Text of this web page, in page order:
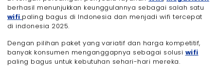
berhasil menunjukkan keunggulannya sebagai salah satu
wifi paling bagus di Indonesia dan menjadi wifi tercepat
di indonesia 2025.
Dengan pilihan paket yang variatif dan harga kompetitif,
banyak konsumen menganggapnya sebagai solusi wifi
paling bagus untuk kebutuhan sehari-hari mereka.